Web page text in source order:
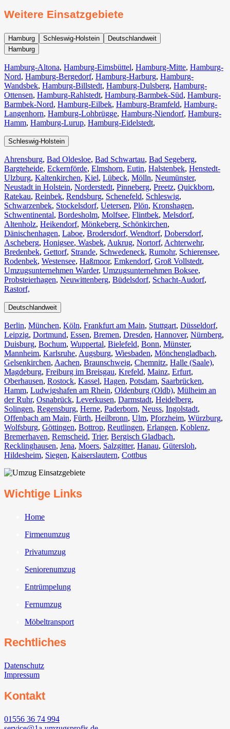
Weitere Einsatzgebiete
Hamburg Schleswig-Holstein
Deutschlandweit
Hamburg
Hamburg-Altona, Hamburg-Eimsbüttel, Hamburg-Mitte, Hamburg-
Nord, Hamburg-Bergedorf, Hamburg-Harburg, Hamburg-
Wandsbek, Hamburg-Billstedt, Hamburg-Dulsberg, Hamburg-
Ottensen, Hamburg-Rahlstedt, Hamburg-Barmbek-Süd, Hamburg-
Barmbek-Nord, Hamburg-Eilbek, Hamburg-Bramfeld, Hamburg-
Langenhorn, Hamburg-Lohbrügge, Hamburg-Niendorf, Hamburg-
Hamm, Hamburg-Lurup, Hamburg-Eidelstedt,
Schleswig-Holstein
Ahrensburg, Bad Oldesloe, Bad Schwartau, Bad Segeberg,
Bargteheide, Eckernförde, Elmshorn, Eutin, Halstenbek, Henstedt-
Ulzburg, Kaltenkirchen, Kiel, Lübeck, Mölln, Neumünster,
Neustadt in Holstein, Norderstedt, Pinneberg, Preetz, Quickborn,
Ratekau, Reinbek, Rendsburg, Schenefeld, Schleswig,
Schwarzenbek, Stockelsdorf, Uetersen, Plön, Kronshagen,
Schwentinental, Bordesholm, Molfsee, Flintbek, Melsdorf,
Altenholz, Heikendorf, Mönkeberg, Schönkirchen,
Dänischenhagen, Laboe, Brodersdorf, Wendtorf, Dobersdorf,
Ascheberg, Honigsee, Wasbek, Aukrug, Nortorf, Achterwehr,
Bredenbek, Gettorf, Strande, Schwedeneck, Rumohr, Schierensee,
Rodenbek, Westensee, Haßmoor, Emkendorf, Groß Vollstedt,
Umzugsunternehmen Warder, Umzugsunternehmen Boksee,
Probsteierhagen, Neuwittenberg, Büdelsdorf, Schacht-Audorf,
Rastorf,
Deutschlandweit
Berlin⁠, München, Köln⁠, Frankfurt am Main, Stuttgart, Düsseldorf,
Leipzig, Dortmund, Essen, Bremen, Dresden, Hannover, Nürnberg,
Duisburg⁠, Bochum, Wuppertal⁠, Bielefeld⁠, Bonn⁠, Münster⁠,
Mannheim, Karlsruhe, Augsburg, Wiesbaden⁠, Mönchengladbach⁠,
Gelsenkirchen⁠, Aachen⁠, Braunschweig, Chemnitz⁠, Halle (Saale)⁠,
Magdeburg, Freiburg im Breisgau⁠, Krefeld⁠, Mainz⁠, Erfurt,
Oberhausen⁠, Rostock⁠, Kassel⁠, Hagen, Potsdam, Saarbrücken⁠,
Hamm, Ludwigshafen am Rhein⁠, Oldenburg (Oldb), Mülheim an
der Ruhr, Osnabrück⁠, Leverkusen, Darmstadt⁠, Heidelberg,
Solingen, Regensburg, Herne⁠, Paderborn, Neuss, Ingolstadt,
Offenbach am Main, Fürth⁠, Heilbronn, Ulm⁠, Pforzheim, Würzburg,
Wolfsburg⁠, Göttingen, Bottrop, Reutlingen, Erlangen⁠, Koblenz,
Bremerhaven⁠, Remscheid, Trier⁠, Bergisch Gladbach,
Recklinghausen, Jena⁠, Moers⁠, Salzgitter⁠, Hanau, Gütersloh,
Hildesheim⁠, Siegen⁠, Kaiserslautern⁠, Cottbus⁠
Wichtige Links
Home
Firmenumzug
Privatumzug
Seniorenumzug
Entrümpelung
Fernumzug
Möbeltransport
Rechtliches
Datenschutz
Impressum
Kontakt
01556 36 74 994